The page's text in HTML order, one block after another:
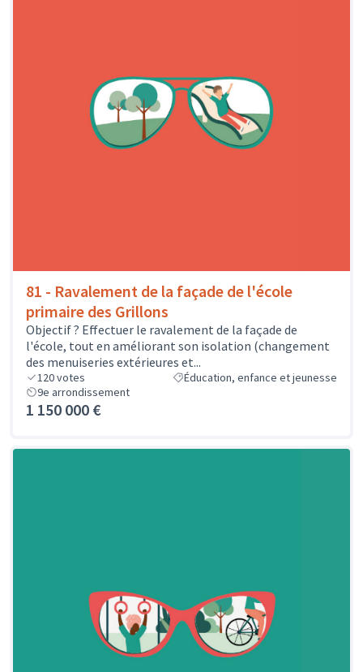
81 - Ravalement de la façade de l'école
primaire des Grillons
Objectif ? Effectuer le ravalement de la façade de
l'école, tout en améliorant son isolation (changement
des menuiseries extérieures et...
120votes
Éducation, enfance et jeunesse
9e arrondissement
1 150 000 €